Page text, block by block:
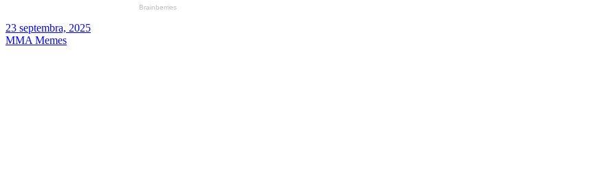
23 septembra, 2025
MMA Memes